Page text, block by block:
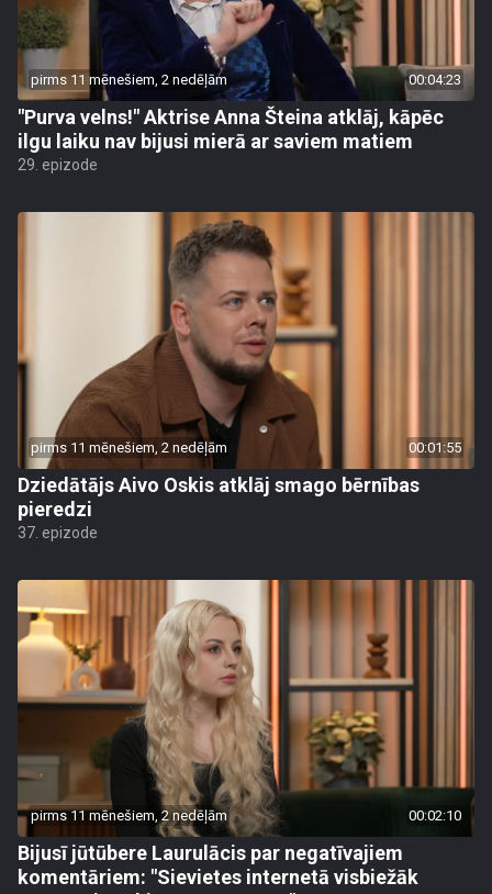
pirms 11 mēnešiem, 2 nedēļām 00:04:23
"Purva velns!" Aktrise Anna Šteina atklāj, kāpēc
ilgu laiku nav bijusi mierā ar saviem matiem
29. epizode
pirms 11 mēnešiem, 2 nedēļām 00:01:55
Dziedātājs Aivo Oskis atklāj smago bērnības
pieredzi
37. epizode
pirms 11 mēnešiem, 2 nedēļām 00:02:10
Bijusī jūtūbere Laurulācis par negatīvajiem
komentāriem: "Sievietes internetā visbiežāk